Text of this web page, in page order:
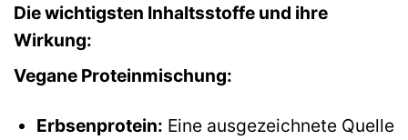
Die wichtigsten Inhaltsstoffe und ihre
Wirkung:
Vegane Proteinmischung:
Erbsenprotein: Eine ausgezeichnete Quelle